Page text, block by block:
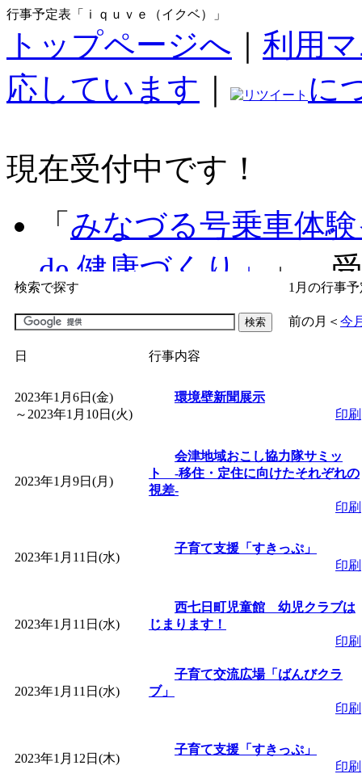
行事予定表「ｉｑｕｖｅ（イクベ）」
トップページへ
利用
応しています
に
現在受付中です！
「 みなづる号乗車体
de 健康づくり」
」 受
「子育て交流広場「
間：2026/07/09～
「皆鶴姫のこびる塾
」 受付期間：～
「子育て講座「ばん
「 子育て交流広場「
間：2026/07/13～2026/
子育て交流広場「
間：2026/08/10～2026/
「赤ちゃん子育て講
検索で探す 1月の行事
前の月 ＜ 今
日 行事内容
2023年1月6日(金)
～ 2023年1月10日(火)
環境壁新聞展示
印刷
2023年1月9日(月)
会津地域おこし協力隊サミッ
ト ‐移住・定住に向けたそれぞれの
視差‐
印刷
2023年1月11日(水)
子育て支援「すきっぷ」
印刷
2023年1月11日(水)
西七日町児童館 幼児クラブは
じまります！
印刷
2023年1月11日(水)
子育て交流広場「ばんびクラ
ブ」
印刷
2023年1月12日(木)
子育て支援「すきっぷ」
印刷